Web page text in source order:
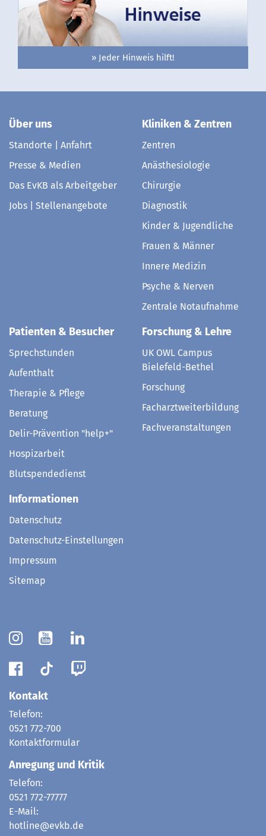
» Jeder Hinweis hilft!
Über uns
Standorte | Anfahrt
Presse & Medien
Das EvKB als Arbeitgeber
Jobs | Stellenangebote
Kliniken & Zentren
Zentren
Anästhesiologie
Chirurgie
Diagnostik
Kinder & Jugendliche
Frauen & Männer
Innere Medizin
Psyche & Nerven
Zentrale Notaufnahme
Patienten & Besucher
Sprechstunden
Aufenthalt
Therapie & Pflege
Beratung
Delir-Prävention "help+"
Hospizarbeit
Blutspendedienst
Forschung & Lehre
UK OWL Campus
Bielefeld-Bethel
Forschung
Facharztweiterbildung
Fachveranstaltungen
Informationen
Datenschutz
Datenschutz-Einstellungen
Impressum
Sitemap
Kontakt
Telefon:
0521 772-700
Kontaktformular
Anregung und Kritik
Telefon:
0521 772-77777
E-Mail:
hotline@evkb.de